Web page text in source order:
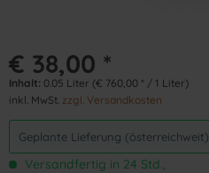
€ 38,00 *
Inhalt: 0.05 Liter (€ 760,00 * / 1 Liter)
inkl. MwSt. zzgl. Versandkosten
Geplante Lieferung (österreichweit)
Versandfertig in 24 Std.,